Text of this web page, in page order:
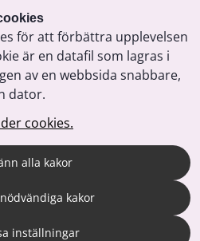
för att förbättra upplevelsen
är en datafil som lagras i
av en webbsida snabbare,
dator.
cookies.
alla kakor
kakor
inställningar